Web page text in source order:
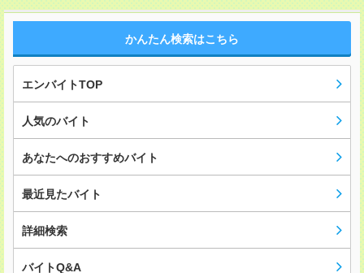
かんたん検索はこちら
エンバイトTOP
人気のバイト
あなたへのおすすめバイト
最近見たバイト
詳細検索
バイトQ&A